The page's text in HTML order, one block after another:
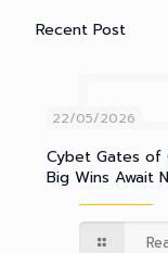
ขอบคุณที่มอบความไ
ด้วยประสบการณ์
Recent Post
22/05/2026
Cybet Gates
Recent Post
22/05/2026
Cybet Gates of
Big Wins Await